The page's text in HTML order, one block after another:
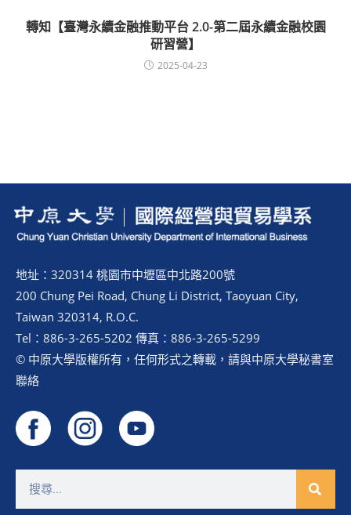
轉知【臺灣永續金融推動平台 2.0-第二屆永續金融校園
研習營】
2025-04-23
地址：320314 桃園市中壢區中北路200號
200 Chung Pei Road, Chung Li District, Taoyuan City,
Taiwan 320314, R.O.C.
Tel：886-3-265-5202 傳真：886-3-265-5299
© 中原大學版權所有，任何形式之轉載，請與中原大學秘書室
聯絡